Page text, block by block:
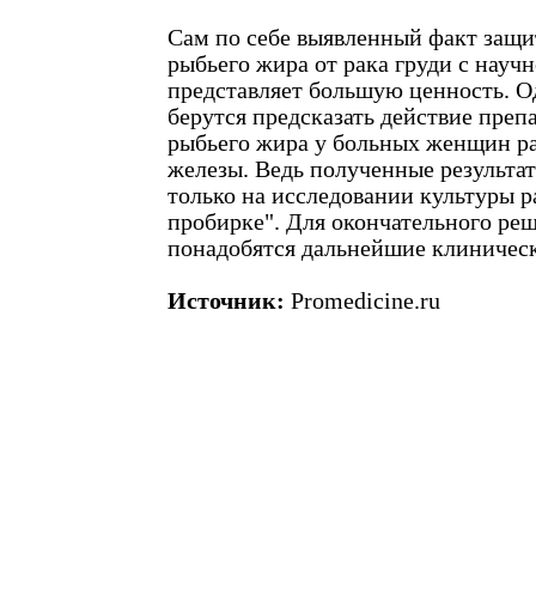
Сам по себе выявленный факт
рыбьего жира от рака груди с
представляет большую ценность.
берутся предсказать действие
рыбьего жира у больных женщин
железы. Ведь полученные
только на исследовании культуры
пробирке". Для окончательного
понадобятся дальнейшие
Источник: Promedicine.ru